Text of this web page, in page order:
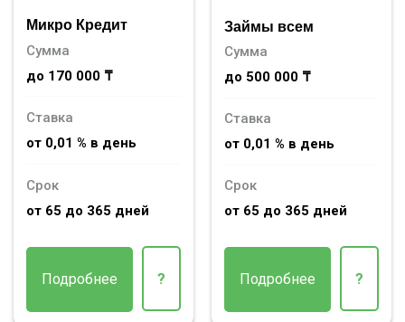
Микро Кредит
Сумма
до 170 000 ₸
Ставка
от 0,01 % в день
Срок
от 65 до 365 дней
Подробнее ?
Займы всем
Сумма
до 500 000 ₸
Ставка
от 0,01 % в день
Срок
от 65 до 365 дней
Подробнее ?